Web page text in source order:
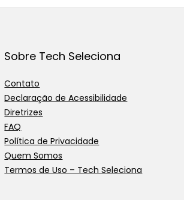
Sobre Tech Seleciona
Contato
Declaração de Acessibilidade
Diretrizes
FAQ
Política de Privacidade
Quem Somos
Termos de Uso – Tech Seleciona